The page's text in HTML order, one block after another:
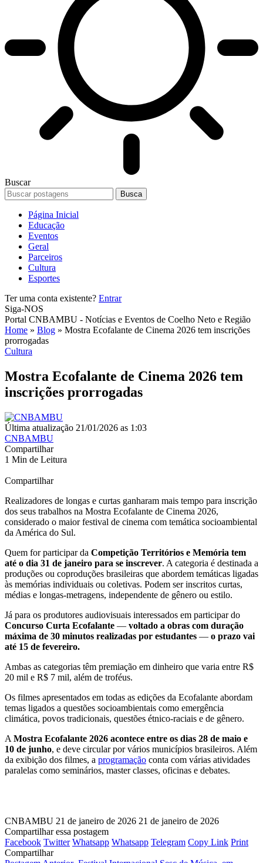
Buscar
Página Inicial
Educação
Eventos
Geral
Parceiros
Cultura
Esportes
Ter uma conta existente? Entrar
Siga-NOS
Portal CNBAMBU - Notícias e Eventos de Coelho Neto e Região
Home » Blog » Mostra Ecofalante de Cinema 2026 tem inscrições
prorrogadas
Cultura
Mostra Ecofalante de Cinema 2026 tem
inscrições prorrogadas
Última atualização 21/01/2026 as 1:03
CNBAMBU
Compartilhar
1 Min de Leitura
Compartilhar
Realizadores de longas e curtas ganharam mais tempo para inscrição
dos seus trabalhos na Mostra Ecofalante de Cinema 2026,
considerado o maior festival de cinema com temática socioambiental
da América do Sul.
Quem for participar da Competição Territórios e Memória tem
até o dia 31 de janeiro para se inscrever. A categoria é destinada a
produções ou coproduções brasileiras que abordem temáticas ligadas
às memórias individuais ou coletivas. Podem ser inscritos curtas,
médias e longas-metragens, independente de gênero ou estilo.
Já para os produtores audiovisuais interessados em participar do
Concurso Curta Ecofalante — voltado a obras com duração
máxima de 30 minutos realizadas por estudantes — o prazo vai
até 15 de fevereiro.
Ambas as categorias têm premiação em dinheiro que varia entre R$
20 mil e R$ 7 mil, além de troféus.
Os filmes apresentados em todas as edições da Ecofalante abordam
temas ligados a questões socioambientais como emergência
climática, povos tradicionais, questões étnico-raciais e de gênero.
A Mostra Ecofalante 2026 acontece entre os dias 28 de maio e
10 de junho, e deve circular por vários municípios brasileiros. Além
da exibição dos filmes, a programação conta com várias atividades
paralelas como seminários, master classes, oficinas e debates.
CNBAMBU 21 de janeiro de 2026 21 de janeiro de 2026
Compartilhar essa postagem
Facebook Twitter Whatsapp Whatsapp Telegram Copy Link Print
Compartilhar